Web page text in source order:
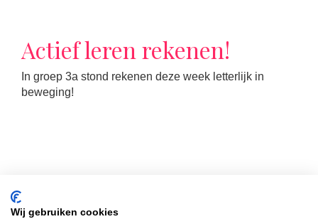
Actief leren rekenen!
In groep 3a stond rekenen deze week letterlijk in
beweging!
Wij gebruiken cookies